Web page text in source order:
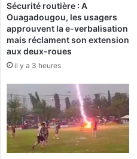
t
e
s
d
’
i
m
a
t
r
s
:
D
u
s
a
n
g
n
e
u
Sécurité routière : A
Ouagadougou, les usagers
approuvent la e-verbalisation
mais réclament son extension
aux deux-roues
il y a 3 heures